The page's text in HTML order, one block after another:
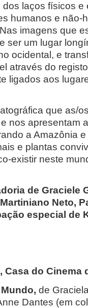
laços físicos e
humanos e não-
imagens que
ser um lugar
ocidental, e
através do
ligados aos
que as/
nos apresentam
a Amazônia
e plantas
existir neste
de Graciele
Neto,
especial de
Casa do Cinema
de
Dantes (em